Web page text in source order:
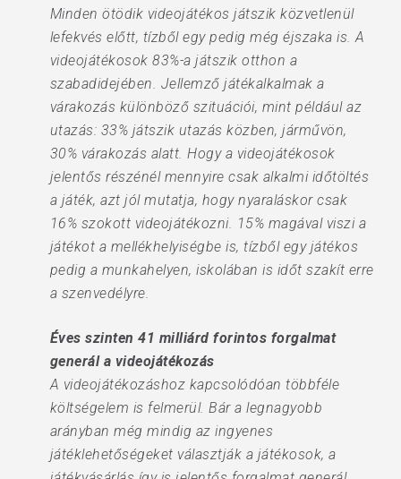
Minden ötödik videojátékos játszik közvetlenül
lefekvés előtt, tízből egy pedig még éjszaka is. A
videojátékosok 83%-a játszik otthon a
szabadidejében. Jellemző játékalkalmak a
várakozás különböző szituációi, mint például az
utazás: 33% játszik utazás közben, járművön,
30% várakozás alatt. Hogy a videojátékosok
jelentős részénél mennyire csak alkalmi időtöltés
a játék, azt jól mutatja, hogy nyaraláskor csak
16% szokott videojátékozni. 15% magával viszi a
játékot a mellékhelyiségbe is, tízből egy játékos
pedig a munkahelyen, iskolában is időt szakít erre
a szenvedélyre.
Éves szinten 41 milliárd forintos forgalmat
generál a videojátékozás
A videojátékozáshoz kapcsolódóan többféle
költségelem is felmerül. Bár a legnagyobb
arányban még mindig az ingyenes
játéklehetőségeket választják a játékosok, a